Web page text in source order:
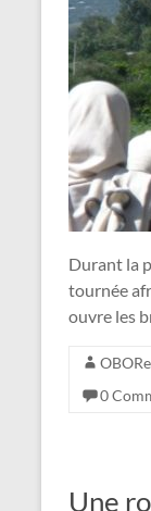
Durant la
tournée
ouvre les
0
Une